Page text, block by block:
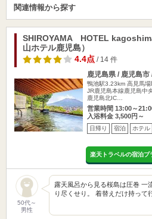
関連情報から探す
SHIROYAMA HOTEL
山ホテル鹿児島）
4.4点/ 14 件
鹿児島県 / 鹿児島市
鴨池駅3.23km 高見馬
JR鹿児島本線鹿児島中
鹿児島北IC…
営業時間 13:00～
入浴料金 3,500円～
日帰り 宿泊 ホテル
楽天トラベルの宿泊プ
50代～
男性
露天風呂から見る桜島は圧巻 一
り尽くせり。 着替えだけ持って